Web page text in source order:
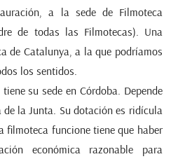
a la sede de Filmoteca
de todas las Filmotecas). Una
de Catalunya, a la que podríamos
los sentidos.
su sede en Córdoba. Depende
la Junta. Su dotación es ridícula
filmoteca funcione tiene que haber
económica razonable para